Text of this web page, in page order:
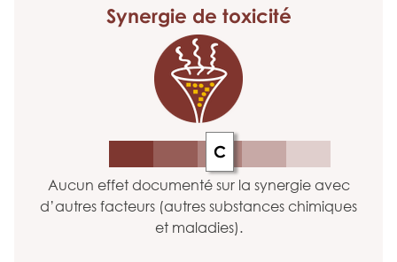
Synergie de toxicité
C
Aucun effet documenté sur la synergie avec
d’autres facteurs (autres substances chimiques
et maladies).